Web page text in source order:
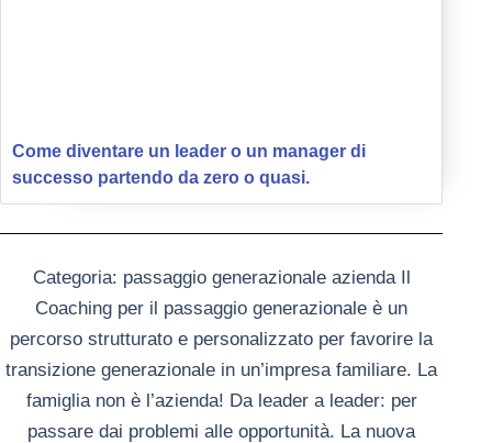
Come diventare un leader o un manager di
successo partendo da zero o quasi.
Categoria: passaggio generazionale aziendaIl
Coaching per il passaggio generazionale è un
percorso strutturato e personalizzato per favorire la
transizione generazionale in un’impresa familiare. La
famiglia non è l’azienda! Da leader a leader: per
passare dai problemi alle opportunità. La nuova